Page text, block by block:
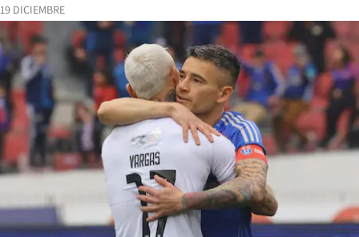
19 DICIEMBRE